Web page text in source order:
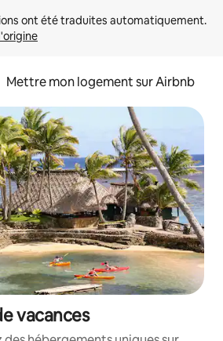
Mettre mon logement sur Airbnb
vacances